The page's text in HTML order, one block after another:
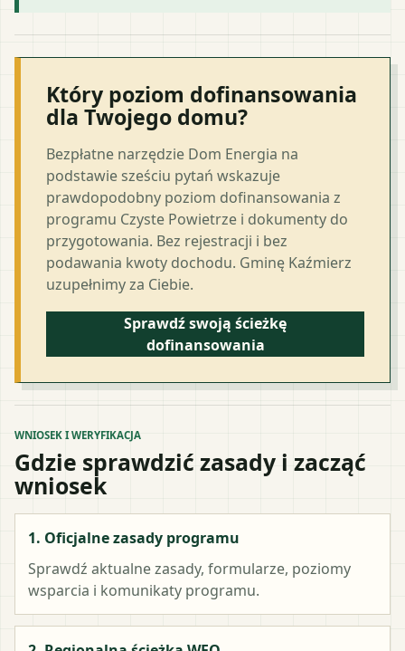
Który poziom dofinansowania
dla Twojego domu?
Bezpłatne narzędzie Dom Energia na
podstawie sześciu pytań wskazuje
prawdopodobny poziom dofinansowania z
programu Czyste Powietrze i dokumenty do
przygotowania. Bez rejestracji i bez
podawania kwoty dochodu. Gminę Kaźmierz
uzupełnimy za Ciebie.
Sprawdź swoją ścieżkę
dofinansowania
WNIOSEK I WERYFIKACJA
Gdzie sprawdzić zasady i zacząć
wniosek
1. Oficjalne zasady programu
Sprawdź aktualne zasady, formularze, poziomy
wsparcia i komunikaty programu.